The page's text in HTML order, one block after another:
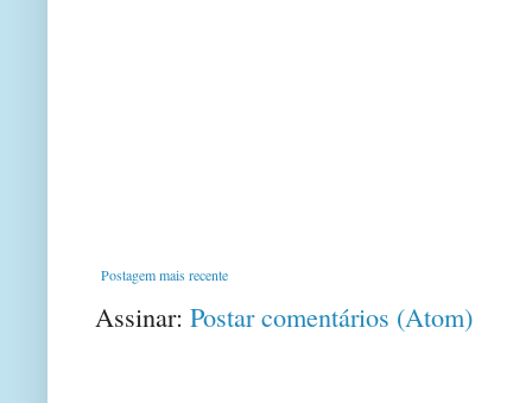
Postagem mais recente
Assinar: Postar comentários (Atom)